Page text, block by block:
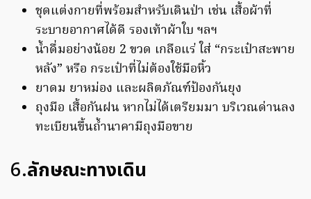
ชุดแต่งกายที่พร้อมสำหรับเดินป่า เช่น เสื้อผ้าที่
ระบายอากาศได้ดี รองเท้าผ้าใบ ฯลฯ
น้ำดื่มอย่างน้อย 2 ขวด เกลือแร่ ใส่ “กระเป๋าสะพาย
หลัง” หรือ กระเป๋าที่ไม่ต้องใช้มือหิ้ว
ยาดม ยาหม่อง และผลิตภัณฑ์ป้องกันยุง
ถุงมือ เสื้อกันฝน หากไม่ได้เตรียมมา บริเวณด่านลง
ทะเบียนขึ้นถ้ำนาคามีถุงมือขาย
6.ลักษณะทางเดิน